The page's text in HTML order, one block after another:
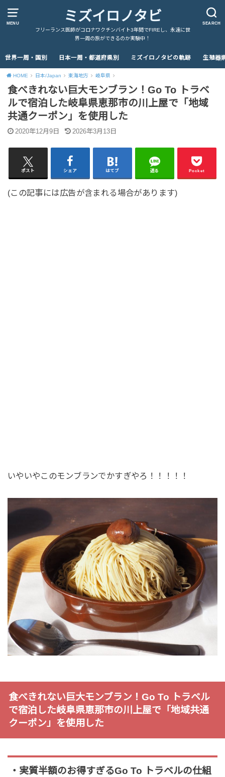
MENU SEARCH
ミズイロノタビ
フリーランス医師がコロナワクチンバイト3年間でFIREし、永遠に世
界一周の旅ができるのか実験中！
世界一周・国別 日本一周・都道府県別 ミズイロノタビの軌跡 生殖器
HOME 日本/Japan 東海地方 岐阜県
食べきれない巨大モンブラン！Go To トラベ
ルで宿泊した岐阜県恵那市の川上屋で「地域
共通クーポン」を使用した
2020年12月9日 2026年3月13日
ポスト シェア はてブ 送る Pocket
(この記事には広告が含まれる場合があります)
いやいやこのモンブランでかすぎやろ！！！！！
食べきれない巨大モンブラン！Go To トラベル
で宿泊した岐阜県恵那市の川上屋で「地域共通
クーポン」を使用した
・実質半額のお得すぎるGo To トラベルの仕組